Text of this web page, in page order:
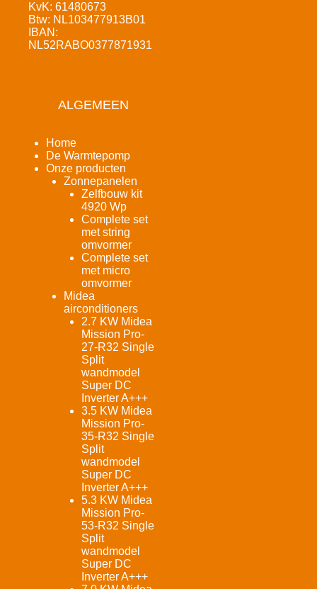
KvK: 61480673
Btw: NL103477913B01
IBAN:
NL52RABO0377871931
ALGEMEEN
Home
De Warmtepomp
Onze producten
Zonnepanelen
Zelfbouw kit
4920 Wp
Complete set
met string
omvormer
Complete set
met micro
omvormer
Midea
airconditioners
2.7 KW Midea
Mission Pro-
27-R32 Single
Split
wandmodel
Super DC
Inverter A+++
3.5 KW Midea
Mission Pro-
35-R32 Single
Split
wandmodel
Super DC
Inverter A+++
5.3 KW Midea
Mission Pro-
53-R32 Single
Split
wandmodel
Super DC
Inverter A+++